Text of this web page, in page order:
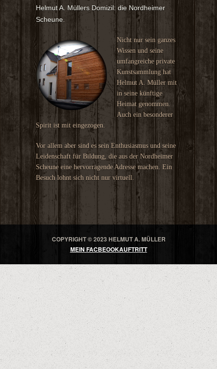
Helmut A. Müllers Domizil: die Nordheimer
Scheune.
Nicht nur sein ganzes
Wissen und seine
umfangreiche private
Kunstsammlung hat
Helmut A. Müller mit
in seine künftige
Heimat genommen.
Auch ein besonderer
Spirit ist mit eingezogen.
Vor allem aber sind es sein Enthusiasmus und seine
Leidenschaft für Bildung, die aus der Nordheimer
Scheune eine hervorragende Adresse machen. Ein
Besuch lohnt sich nicht nur virtuell.
COPYRIGHT © 2023 HELMUT A. MÜLLER
MEIN FACBEOOKAUFTRITT